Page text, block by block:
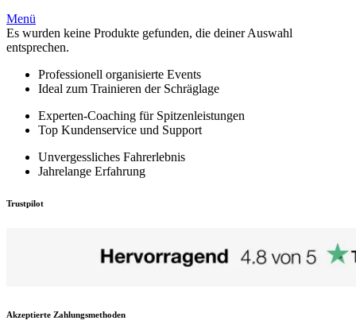
Menü
Es wurden keine Produkte gefunden, die deiner Auswahl
entsprechen.
Professionell organisierte Events
Ideal zum Trainieren der Schräglage
Experten-Coaching für Spitzenleistungen
Top Kundenservice und Support
Unvergessliches Fahrerlebnis
Jahrelange Erfahrung
Trustpilot
Akzeptierte Zahlungsmethoden